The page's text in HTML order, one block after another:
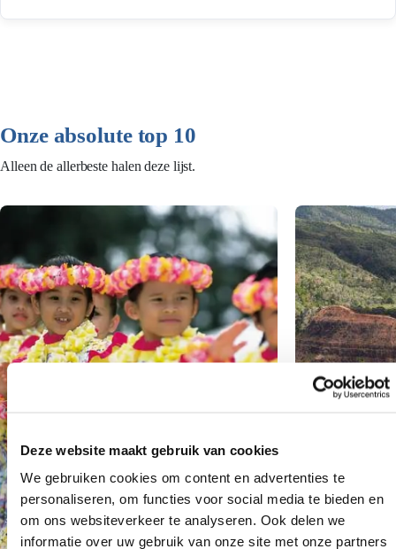
Deze website maakt gebruik van cookies
We gebruiken cookies om content en advertenties te
personaliseren, om functies voor social media te bieden en
om ons websiteverkeer te analyseren. Ook delen we
informatie over uw gebruik van onze site met onze partners
Onze absolute top 10
Alleen de allerbeste halen deze lijst.
Makuku Reis
BEKIJK REIS
Hawaii Makuku reis (Oahu, Kauai en Maui) – deze reis
De ideale reis